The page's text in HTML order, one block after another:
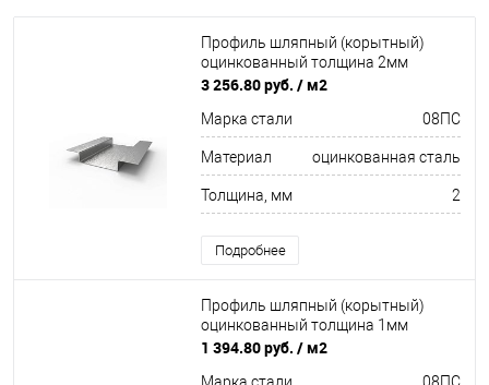
Профиль шляпный (корытный)
оцинкованный толщина 2мм
3 256.80 руб. / м2
Марка стали 08ПC
Материал оцинкованная сталь
Толщина, мм 2
Подробнее
Профиль шляпный (корытный)
оцинкованный толщина 1мм
1 394.80 руб. / м2